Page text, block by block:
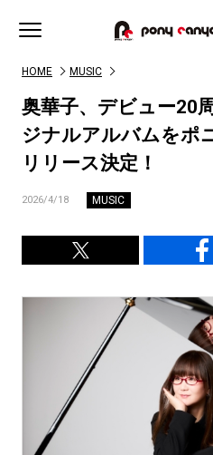
HOME MUSIC
奥華子、デビュー20
ジナルアルバムをポ
リリース決定！
2026/4/18 MUSIC